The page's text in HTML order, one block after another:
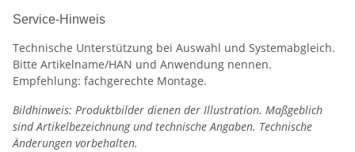
Service-Hinweis
Technische Unterstützung bei Auswahl und Systemabgleich.
Bitte Artikelname/HAN und Anwendung nennen.
Empfehlung: fachgerechte Montage.
Bildhinweis: Produktbilder dienen der Illustration. Maßgeblich
sind Artikelbezeichnung und technische Angaben. Technische
Änderungen vorbehalten.